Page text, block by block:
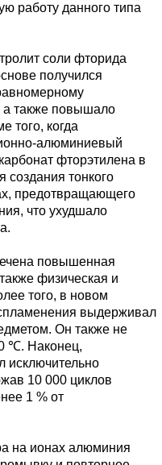
работу данного типа
соли фторида
получился
также повышало
того, когда
алюминиевый
фторэтилена в
создания тонкого
предотвращающего
что ухудшало
повышенная
физическая и
того, в новом
выдерживал
Он также не
℃. Наконец,
исключительно
10 000 циклов
1 % от
на ионах алюминия